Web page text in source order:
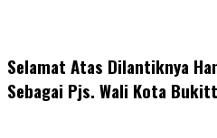
Selamat Atas Dilantiknya
Sebagai Pjs. Wali Kota